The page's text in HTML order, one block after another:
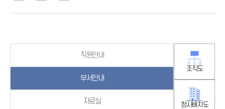
직원안내
부서안내
자료실
조직도
청사배치도